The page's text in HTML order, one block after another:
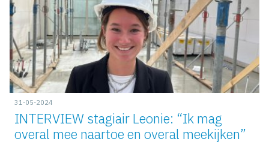
31-05-2024
INTERVIEW stagiair Leonie: “Ik mag
overal mee naartoe en overal meekijken”